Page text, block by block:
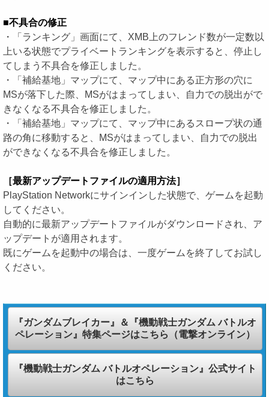
■不具合の修正
・「ランキング」画面にて、XMB上のフレンド数が一定数以
上いる状態でプライベートランキングを表示すると、停止し
てしまう不具合を修正しました。
・「補給基地」マップにて、マップ中にある正方形の穴に
MSが落下した際、MSがはまってしまい、自力での脱出がで
きなくなる不具合を修正しました。
・「補給基地」マップにて、マップ中にあるスロープ状の通
路の角に移動すると、MSがはまってしまい、自力での脱出
ができなくなる不具合を修正しました。
［最新アップデートファイルの適用方法］
PlayStation Networkにサインインした状態で、ゲームを起動
してください。
自動的に最新アップデートファイルがダウンロードされ、ア
ップデートが適用されます。
既にゲームを起動中の場合は、一度ゲームを終了してお試し
ください。
『ガンダムブレイカー』＆『機動戦士ガンダム バトルオ
ペレーション』特集ページはこちら（電撃オンライン）
『機動戦士ガンダム バトルオペレーション』公式サイト
はこちら